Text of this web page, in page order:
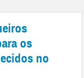
os
no